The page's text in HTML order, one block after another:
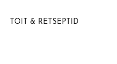
TOIT & RETSEPTID